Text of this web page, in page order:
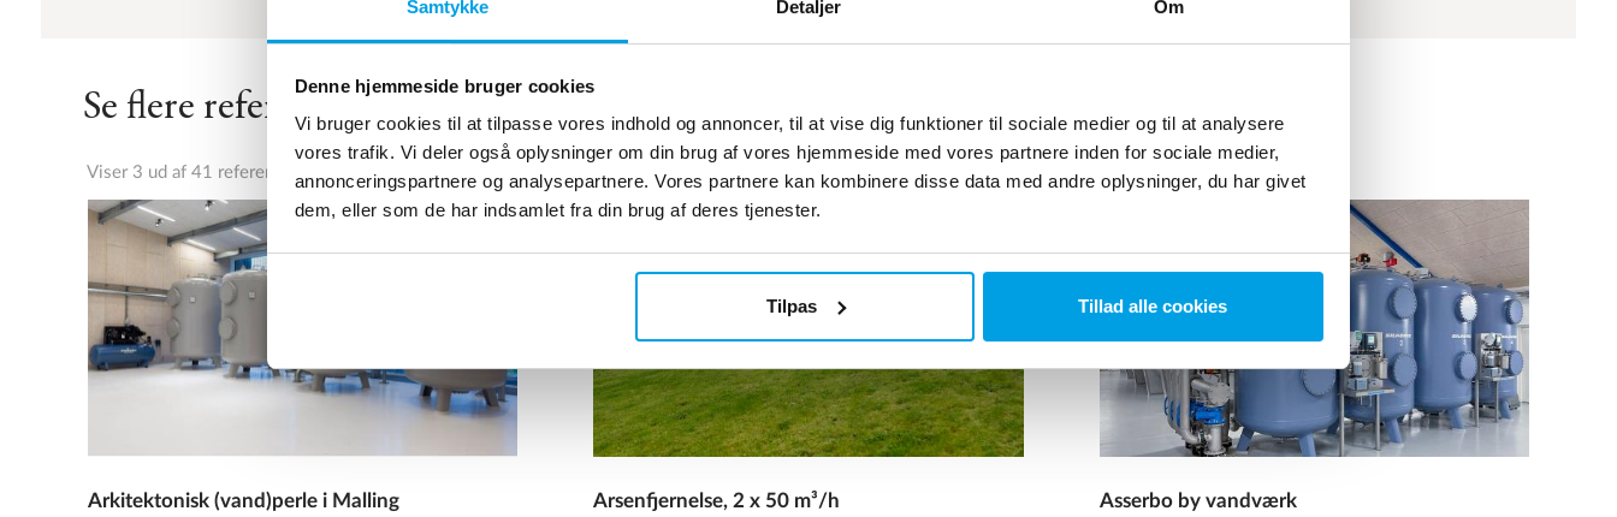
Samtykke Detaljer Om
Denne hjemmeside bruger cookies
Vi bruger cookies til at tilpasse vores indhold og annoncer, til at vise dig funktioner til sociale medier og til at analysere
vores trafik. Vi deler også oplysninger om din brug af vores hjemmeside med vores partnere inden for sociale medier,
annonceringspartnere og analysepartnere. Vores partnere kan kombinere disse data med andre oplysninger, du har givet
dem, eller som de har indsamlet fra din brug af deres tjenester.
Tilpas Tillad alle cookies
Se flere referencer
Viser 3 ud af 41 referencer
Arkitektonisk (vand)perle i Malling Arsenfjernelse, 2 x 50 m³/h Asserbo by vandværk